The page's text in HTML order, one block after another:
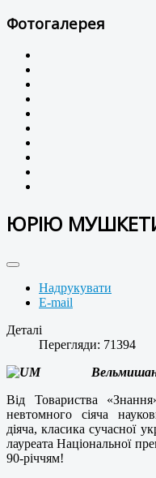
Фотогалерея
ЮРІЮ
Надрукувати
E-mail
Деталі
Перегляди: 71394
Від Товариства
невтомного сіяча
діяча, класика сучасної
лауреата Національної
90-річчям!